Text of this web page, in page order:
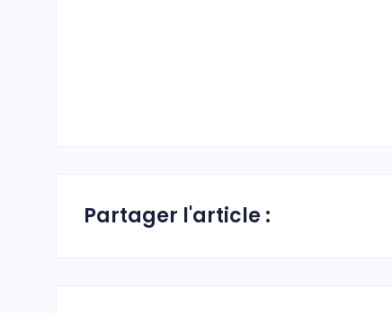
Partager l'article :